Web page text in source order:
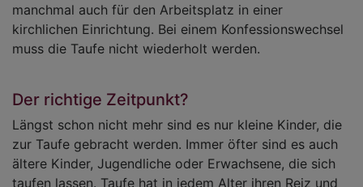
manchmal auch für den Arbeitsplatz in einer
kirchlichen Einrichtung. Bei einem Konfessionswechsel
muss die Taufe nicht wiederholt werden.
Der richtige Zeitpunkt?
Längst schon nicht mehr sind es nur kleine Kinder, die
zur Taufe gebracht werden. Immer öfter sind es auch
ältere Kinder, Jugendliche oder Erwachsene, die sich
taufen lassen. Taufe hat in jedem Alter ihren Reiz und